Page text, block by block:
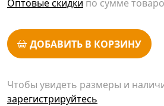
Оптовые скидки по сумме
ДОБАВИТЬ В КОРЗИНУ
Чтобы увидеть размеры и
зарегистрируйтесь